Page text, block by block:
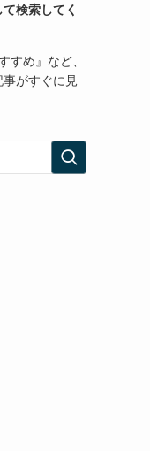
検索してく
すめ』など、
がすぐに見